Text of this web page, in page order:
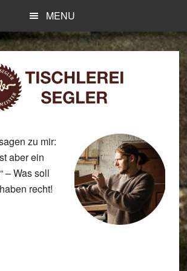
MENU
zu mir:
aber ein
– Was soll
recht!